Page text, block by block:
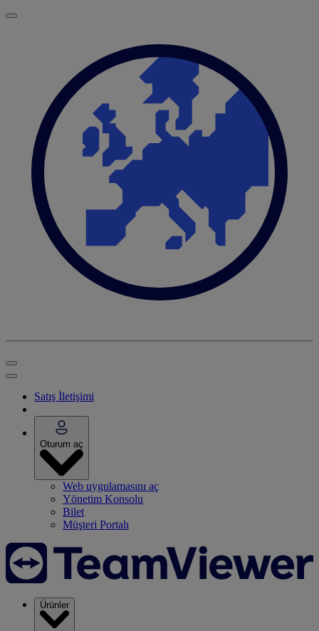
Satış İletişimi
Oturum aç
Web uygulamasını aç
Yönetim Konsolu
Bilet
Müşteri Portalı
Ürünler